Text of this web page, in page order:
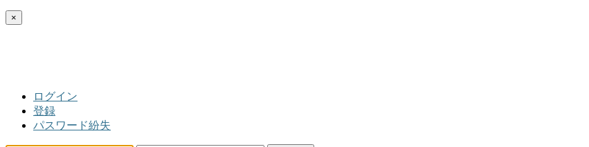
×
ログイン
登録
パスワード紛失